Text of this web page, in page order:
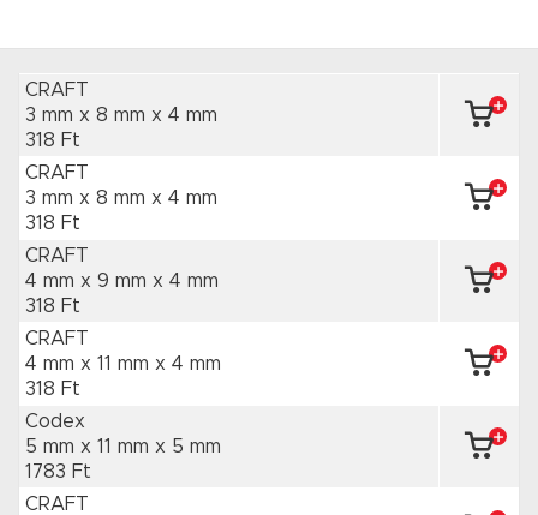
CRAFT
3 mm x 8 mm x 4 mm
318 Ft
CRAFT
3 mm x 8 mm x 4 mm
318 Ft
CRAFT
4 mm x 9 mm x 4 mm
318 Ft
CRAFT
4 mm x 11 mm x 4 mm
318 Ft
Codex
5 mm x 11 mm x 5 mm
1783 Ft
CRAFT